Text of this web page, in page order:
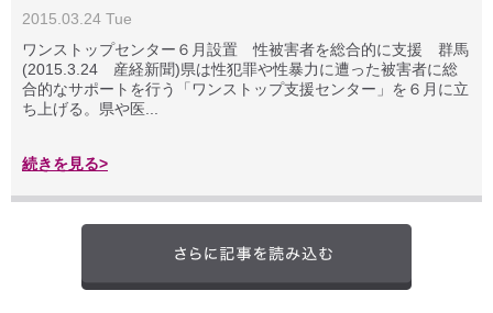
2015.03.24 Tue
ワンストップセンター６月設置 性被害者を総合的に支援 群馬
(2015.3.24 産経新聞)県は性犯罪や性暴力に遭った被害者に総
合的なサポートを行う「ワンストップ支援センター」を６月に立
ち上げる。県や医...
続きを見る>